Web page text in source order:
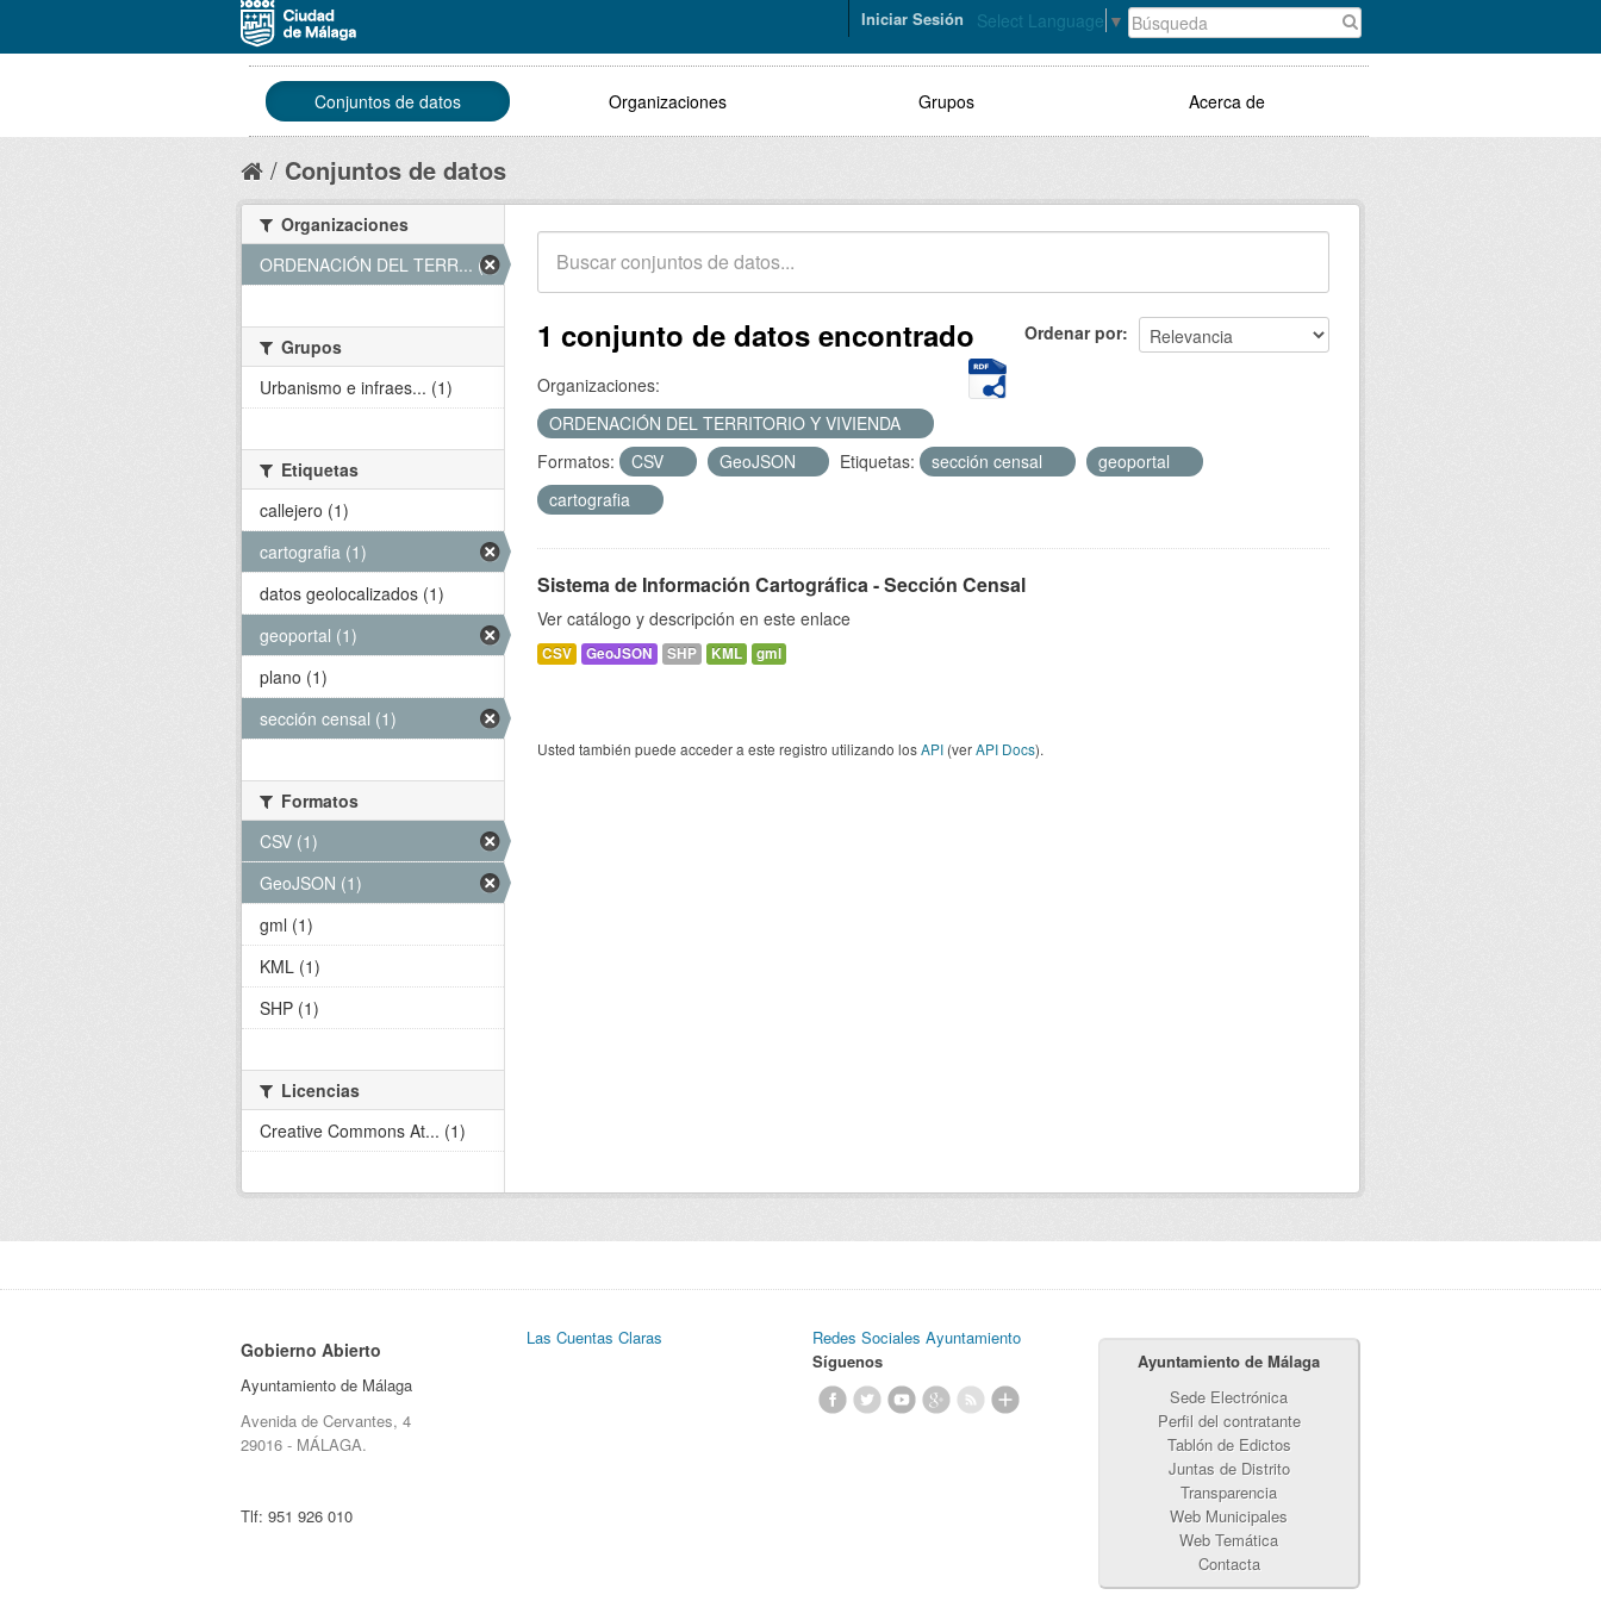
Select Language ▼
Iniciar Sesión
Conjuntos de datos Organizaciones Grupos Acerca de
Conjuntos de datos
Ordenar por
1 conjunto de datos encontrado
Organizaciones:
ORDENACIÓN DEL TERRITORIO Y VIVIENDA
Formatos:
CSV GeoJSON Etiquetas: sección censal
geoportal
cartografia
Sistema de Información Cartográfica - Sección Censal
Ver catálogo y descripción en este enlace
CSV GeoJSON SHP KML gml
Usted también puede acceder a este registro utilizando losAPI (verAPI Docs).
Organizaciones
ORDENACIÓN DEL TERR... (1)
Grupos
Urbanismo e infraes... (1)
Etiquetas
callejero (1)
cartografia (1)
datos geolocalizados (1)
geoportal (1)
plano (1)
sección censal (1)
Formatos
CSV (1)
GeoJSON (1)
gml (1)
KML (1)
SHP (1)
Licencias
Creative Commons At... (1)
Gobierno Abierto
Ayuntamiento de Málaga
Avenida de Cervantes, 4
29016 - MÁLAGA.
Tlf: 951 926 010
Las Cuentas Claras
Redes Sociales Ayuntamiento
Síguenos
Ayuntamiento de Málaga
Sede Electrónica
Perfil del contratante
Tablón de Edictos
Juntas de Distrito
Transparencia
Web Municipales
Web Temática
Contacta